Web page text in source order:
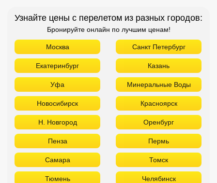
Узнайте цены с перелетом из разных городов:
Бронируйте онлайн по лучшим ценам!
Москва Санкт Петербург
Екатеринбург Казань
Уфа Минеральные Воды
Новосибирск Красноярск
Н. Новгород Оренбург
Пенза Пермь
Самара Томск
Тюмень Челябинск